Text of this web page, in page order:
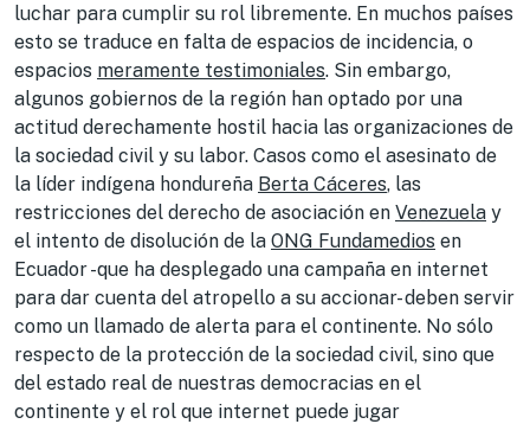
luchar para cumplir su rol libremente. En muchos países
esto se traduce en falta de espacios de incidencia, o
espacios meramente testimoniales. Sin embargo,
algunos gobiernos de la región han optado por una
actitud derechamente hostil hacia las organizaciones de
la sociedad civil y su labor. Casos como el asesinato de
la líder indígena hondureña Berta Cáceres, las
restricciones del derecho de asociación en Venezuela y
el intento de disolución de la ONG Fundamedios en
Ecuador -que ha desplegado una campaña en internet
para dar cuenta del atropello a su accionar- deben servir
como un llamado de alerta para el continente. No sólo
respecto de la protección de la sociedad civil, sino que
del estado real de nuestras democracias en el
continente y el rol que internet puede jugar